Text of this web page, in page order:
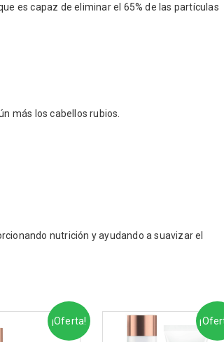
es capaz de eliminar el 65% de las partículas
más los cabellos rubios.
nutrición y ayudando a suavizar el
¡Oferta!